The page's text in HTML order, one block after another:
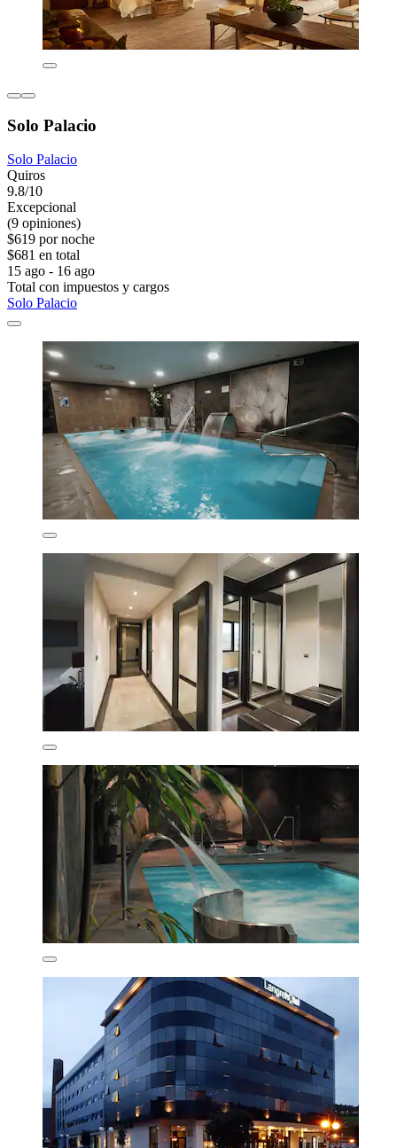
Solo Palacio
Solo Palacio
Quiros
9.8/10
Excepcional
(9 opiniones)
$619 por noche
$681 en total
15 ago - 16 ago
Total con impuestos y cargos
Solo Palacio